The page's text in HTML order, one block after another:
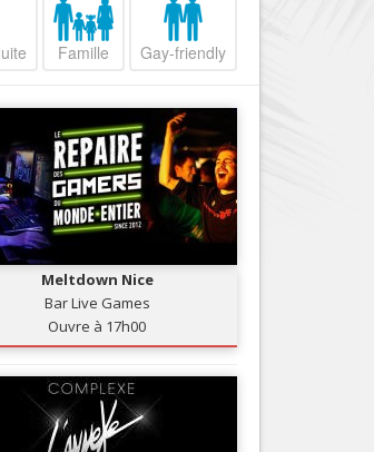
...
...
...
sports, ...
Services
...
Nice Promenade du
Nice le Port
Nice le Vieux Nice
Nice le Coeur de Ville
Nice les Collines Niçoises
Nice le petit Marais Niçois
Nice la plaine du Var
Nice Aéroport
Famille Gay-friendly
Meltdown Nice
Bar Live Games
Ouvre à 17h00